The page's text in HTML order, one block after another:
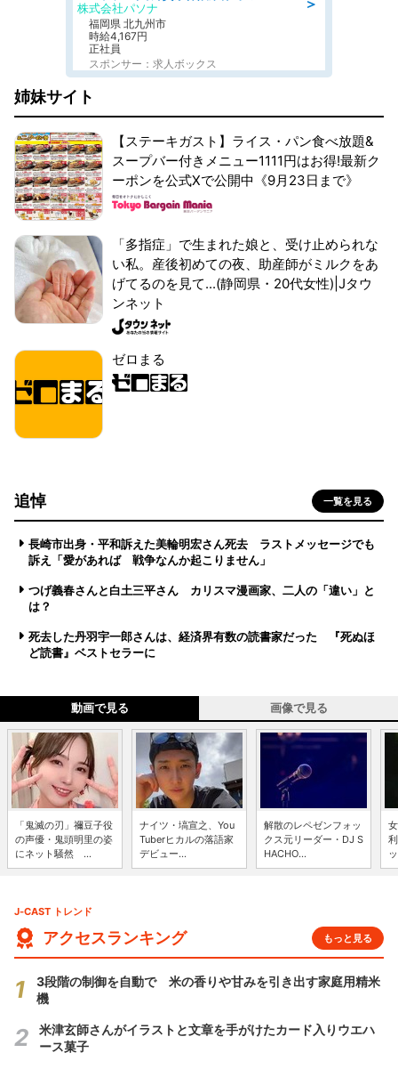
株式会社パソナ
福岡県 北九州市
時給4,167円
正社員
スポンサー：求人ボックス
姉妹サイト
【ステーキガスト】ライス・パン食べ放題&
スープバー付きメニュー1111円はお得!最新ク
ーポンを公式Xで公開中《9月23日まで》
「多指症」で生まれた娘と、受け止められな
い私。産後初めての夜、助産師がミルクをあ
げてるのを見て...(静岡県・20代女性)|Jタウ
ンネット
ゼロまる
追悼 一覧を見る
長崎市出身・平和訴えた美輪明宏さん死去 ラストメッセージでも
訴え「愛があれば 戦争なんか起こりません」
つげ義春さんと白土三平さん カリスマ漫画家、二人の「違い」と
は？
死去した丹羽宇一郎さんは、経済界有数の読書家だった 『死ぬほ
ど読書』ベストセラーに
動画で見る 画像で見る
「鬼滅の刃」禰豆子役
の声優・鬼頭明里の姿
にネット騒然 ...
ナイツ・塙宣之、You
Tuberヒカルの落語家
デビュー...
解散のレペゼンフォッ
クス元リーダー・DJ S
HACHO...
J-CAST トレンド
アクセスランキング もっと見る
3段階の制御を自動で 米の香りや甘みを引き出す家庭用精米
機
米津玄師さんがイラストと文章を手がけたカード入りウエハ
ース菓子